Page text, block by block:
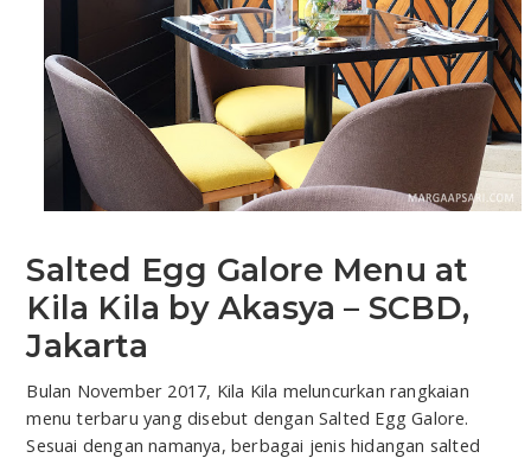
Salted Egg Galore Menu at
Kila Kila by Akasya – SCBD,
Jakarta
Bulan November 2017, Kila Kila meluncurkan rangkaian
menu terbaru yang disebut dengan Salted Egg Galore.
Sesuai dengan namanya, berbagai jenis hidangan salted